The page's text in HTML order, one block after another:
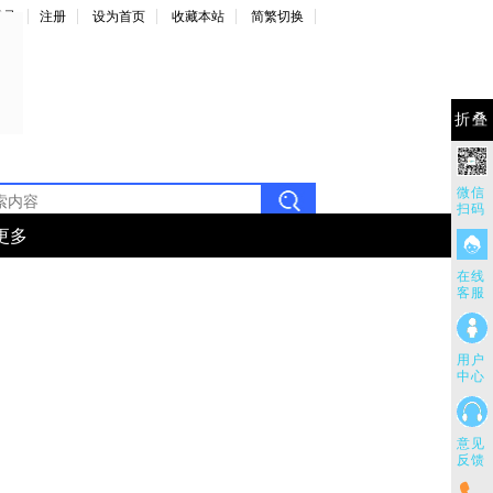
折叠
微信
扫码
在线
客服
用户
中心
意见
反馈
录 注册 设为首页 收藏本站 简繁切换
多